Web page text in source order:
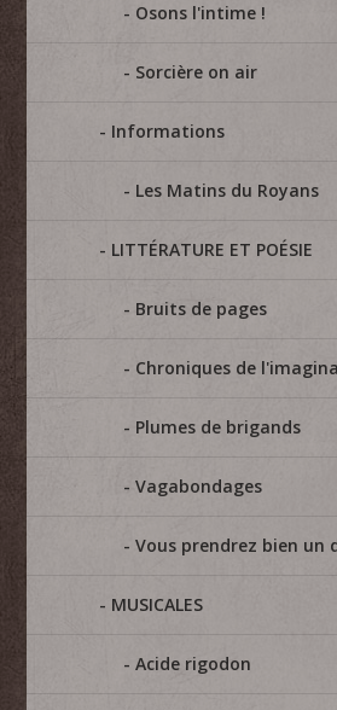
Osons l'intime !
Sorcière on air
Informations
Les Matins du Royans
LITTÉRATURE ET POÉSIE
Bruits de pages
Chroniques de
Plumes de brigands
Vagabondages
Vous prendrez bien un
MUSICALES
Acide rigodon